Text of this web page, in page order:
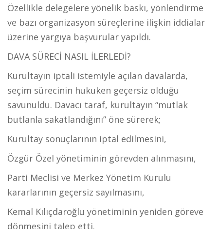
Özellikle delegelere yönelik baskı, yönlendirme
ve bazı organizasyon süreçlerine ilişkin iddialar
üzerine yargıya başvurular yapıldı.
DAVA SÜRECİ NASIL İLERLEDİ?
Kurultayın iptali istemiyle açılan davalarda,
seçim sürecinin hukuken geçersiz olduğu
savunuldu. Davacı taraf, kurultayın “mutlak
butlanla sakatlandığını” öne sürerek;
Kurultay sonuçlarının iptal edilmesini,
Özgür Özel yönetiminin görevden alınmasını,
Parti Meclisi ve Merkez Yönetim Kurulu
kararlarının geçersiz sayılmasını,
Kemal Kılıçdaroğlu yönetiminin yeniden göreve
dönmesini talep etti.